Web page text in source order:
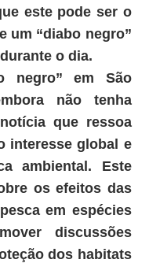
este pode ser o
um “diabo negro”
o dia.
negro” em São
não tenha
que ressoa
interesse global e
ambiental. Este
os efeitos das
em espécies
discussões
dos habitats